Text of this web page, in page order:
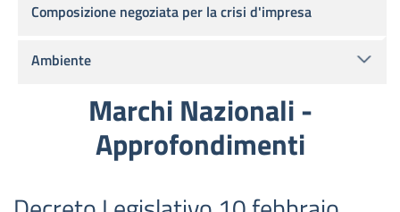
Marchi Nazionali -
Approfondimenti
Composizione negoziata per la crisi d'impresa
Ambiente